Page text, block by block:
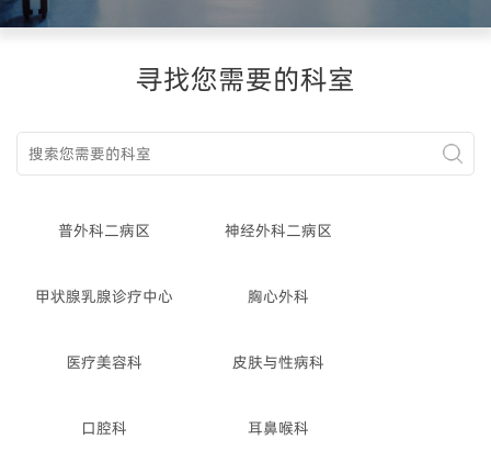
寻找您需要的科室
普外科二病区 神经外科二病区
甲状腺乳腺诊疗中心 胸心外科
医疗美容科 皮肤与性病科
口腔科 耳鼻喉科